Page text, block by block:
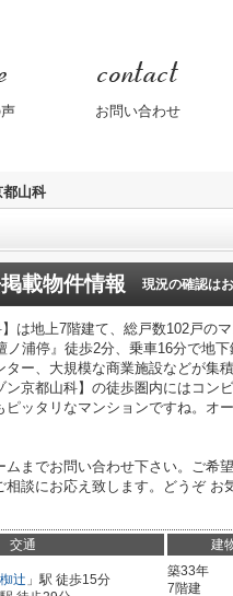
お問い合わせ
都山科
載物件情報 現況の確認は
は地上7階建て、総戸数102戸の
ノ浦停』徒歩2分、乗車16分で地
ー、大規模な商業施設などが集
京都山科】の徒歩圏内にはコン
ッタリなマンションですね。オ
までお問い合わせ下さい。ご希
相談にお応え致します。どうぞ
交通 建
椥辻 」駅 徒歩15分
築33年
7階建